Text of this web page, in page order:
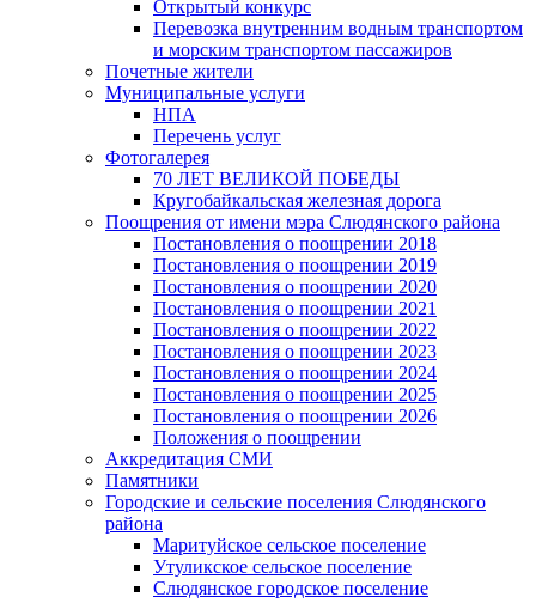
Открытый конкурс
Перевозка внутренним водным транспортом
и морским транспортом пассажиров
Почетные жители
Муниципальные услуги
НПА
Перечень услуг
Фотогалерея
70 ЛЕТ ВЕЛИКОЙ ПОБЕДЫ
Кругобайкальская железная дорога
Поощрения от имени мэра Слюдянского района
Постановления о поощрении 2018
Постановления о поощрении 2019
Постановления о поощрении 2020
Постановления о поощрении 2021
Постановления о поощрении 2022
Постановления о поощрении 2023
Постановления о поощрении 2024
Постановления о поощрении 2025
Постановления о поощрении 2026
Положения о поощрении
Аккредитация СМИ
Памятники
Городские и сельские поселения Слюдянского
района
Маритуйское сельское поселение
Утуликское сельское поселение
Слюдянское городское поселение